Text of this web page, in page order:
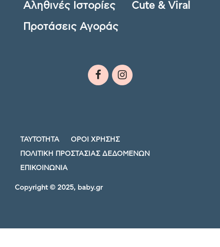
Αληθινές Ιστορίες Cute & Viral
Προτάσεις Αγοράς
ΤΑΥΤΟΤΗΤΑ ΟΡΟΙ ΧΡΗΣΗΣ
ΠΟΛΙΤΙΚΗ ΠΡΟΣΤΑΣΙΑΣ ΔΕΔΟΜΕΝΩΝ
ΕΠΙΚΟΙΝΩΝΙΑ
Copyright © 2025, baby.gr